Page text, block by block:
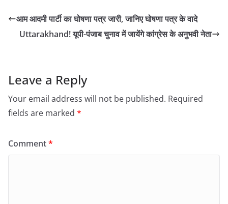
आम आदमी पार्टी का घोषणा पत्र जारी, जानिए घोषणा पत्र के वादे
Uttarakhand! यूपी-पंजाब चुनाव में जायेंगे कांग्रेस के अनुभवी नेता
Leave a Reply
Your email address will not be published. Required
fields are marked *
Comment*